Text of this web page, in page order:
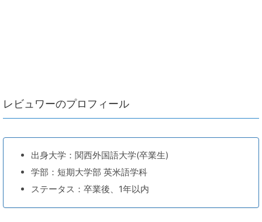
レビュワーのプロフィール
出身大学：関西外国語大学(卒業生)
学部：短期大学部 英米語学科
ステータス：卒業後、1年以内